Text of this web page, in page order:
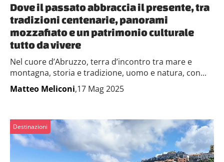
Dove il passato abbraccia il presente, tra
tradizioni centenarie, panorami
mozzafiato e un patrimonio culturale
tutto da vivere
Nel cuore d’Abruzzo, terra d’incontro tra mare e
montagna, storia e tradizione, uomo e natura, con...
Matteo Meliconi,17 Mag 2025
Destinazioni